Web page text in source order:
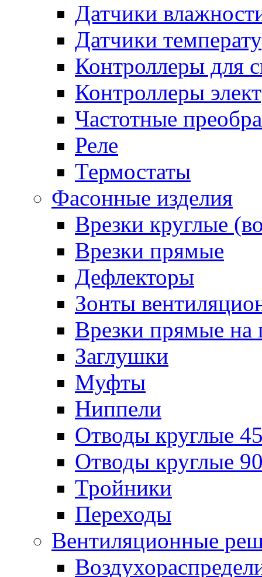
Датчики
Датчики
Контроллеры для
Контроллеры
Частотные
Реле
Термостаты
Фасонные изделия
Врезки круглые
Врезки прямые
Дефлекторы
Зонты
Врезки прямые на
Заглушки
Муфты
Ниппели
Отводы круглые
Отводы круглые
Тройники
Переходы
Вентиляционные